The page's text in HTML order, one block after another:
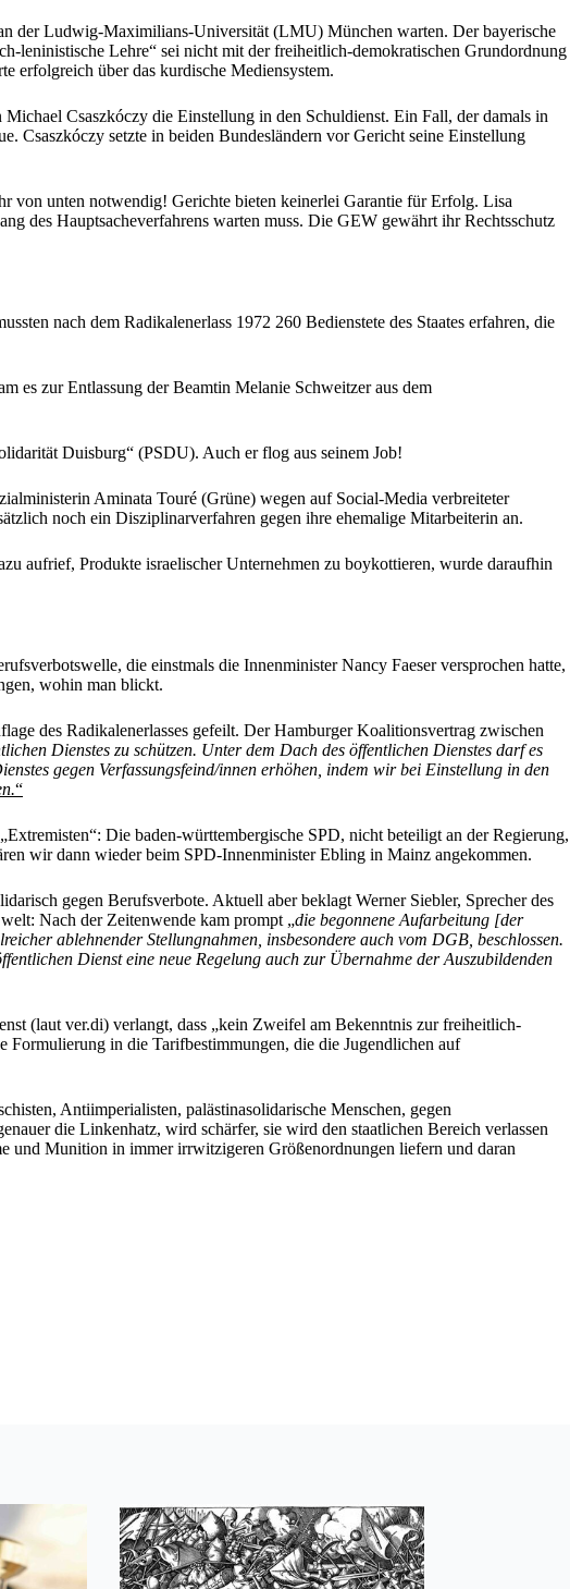
der Ludwig-Maximilians-Universität (LMU) München warten. Der bayerische
leninistische Lehre“ sei nicht mit der freiheitlich-demokratischen Grundordnung
erfolgreich über das kurdische Mediensystem.
Csaszkóczy die Einstellung in den Schuldienst. Ein Fall, der damals in
Csaszkóczy setzte in beiden Bundesländern vor Gericht seine Einstellung
von unten notwendig! Gerichte bieten keinerlei Garantie für Erfolg. Lisa
des Hauptsacheverfahrens warten muss. Die GEW gewährt ihr Rechtsschutz
nach dem Radikalenerlass 1972 260 Bedienstete des Staates erfahren, die
es zur Entlassung der Beamtin Melanie Schweitzer aus dem
Duisburg“ (PSDU). Auch er flog aus seinem Job!
Aminata Touré (Grüne) wegen auf Social-Media verbreiteter
noch ein Disziplinarverfahren gegen ihre ehemalige Mitarbeiterin an.
aufrief, Produkte israelischer Unternehmen zu boykottieren, wurde daraufhin
die einstmals die Innenminister Nancy Faeser versprochen hatte,
wohin man blickt.
des Radikalenerlasses gefeilt. Der Hamburger Koalitionsvertrag zwischen
Dienstes zu schützen. Unter dem Dach des öffentlichen Dienstes darf es
gegen Verfassungsfeind/innen erhöhen, indem wir bei Einstellung in den
“
Die baden-württembergische SPD, nicht beteiligt an der Regierung,
wir dann wieder beim SPD-Innenminister Ebling in Mainz angekommen.
gegen Berufsverbote. Aktuell aber beklagt Werner Siebler, Sprecher des
Nach der Zeitenwende kam prompt „die begonnene Aufarbeitung [der
ablehnender Stellungnahmen, insbesondere auch vom DGB, beschlossen.
Dienst eine neue Regelung auch zur Übernahme der Auszubildenden
(laut ver.di) verlangt, dass „kein Zweifel am Bekenntnis zur freiheitlich-
Formulierung in die Tarifbestimmungen, die die Jugendlichen auf
Antiimperialisten, palästinasolidarische Menschen, gegen
die Linkenhatz, wird schärfer, sie wird den staatlichen Bereich verlassen
und Munition in immer irrwitzigeren Größenordnungen liefern und daran